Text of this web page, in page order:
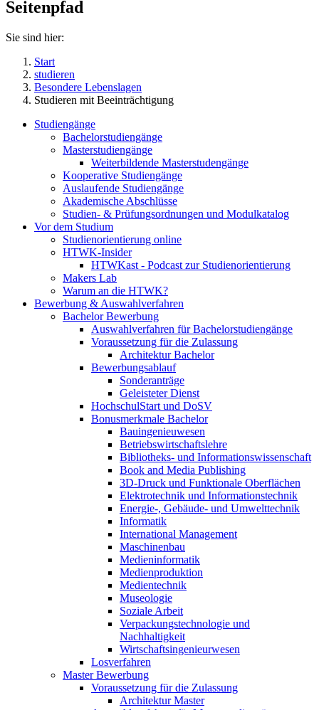
Seitenpfad
Sie sind hier:
Start
studieren
Besondere Lebenslagen
Studieren mit Beeinträchtigung
Studiengänge
Bachelorstudiengänge
Masterstudiengänge
Weiterbildende Masterstudengänge
Kooperative Studiengänge
Auslaufende Studiengänge
Akademische Abschlüsse
Studien- & Prüfungsordnungen und Modulkatalog
Vor dem Studium
Studienorientierung online
HTWK-Insider
HTWKast - Podcast zur Studienorientierung
Makers Lab
Warum an die HTWK?
Bewerbung & Auswahlverfahren
Bachelor Bewerbung
Auswahlverfahren für Bachelorstudiengänge
Voraussetzung für die Zulassung
Architektur Bachelor
Bewerbungsablauf
Sonderanträge
Geleisteter Dienst
HochschulStart und DoSV
Bonusmerkmale Bachelor
Bauingenieuwesen
Betriebswirtschaftslehre
Bibliotheks- und Informationswissenschaft
Book and Media Publishing
3D-Druck und Funktionale Oberflächen
Elektrotechnik und Informationstechnik
Energie-, Gebäude- und Umwelttechnik
Informatik
International Management
Maschinenbau
Medieninformatik
Medienproduktion
Medientechnik
Museologie
Soziale Arbeit
Verpackungstechnologie und
Nachhaltigkeit
Wirtschaftsingenieurwesen
Losverfahren
Master Bewerbung
Voraussetzung für die Zulassung
Architektur Master